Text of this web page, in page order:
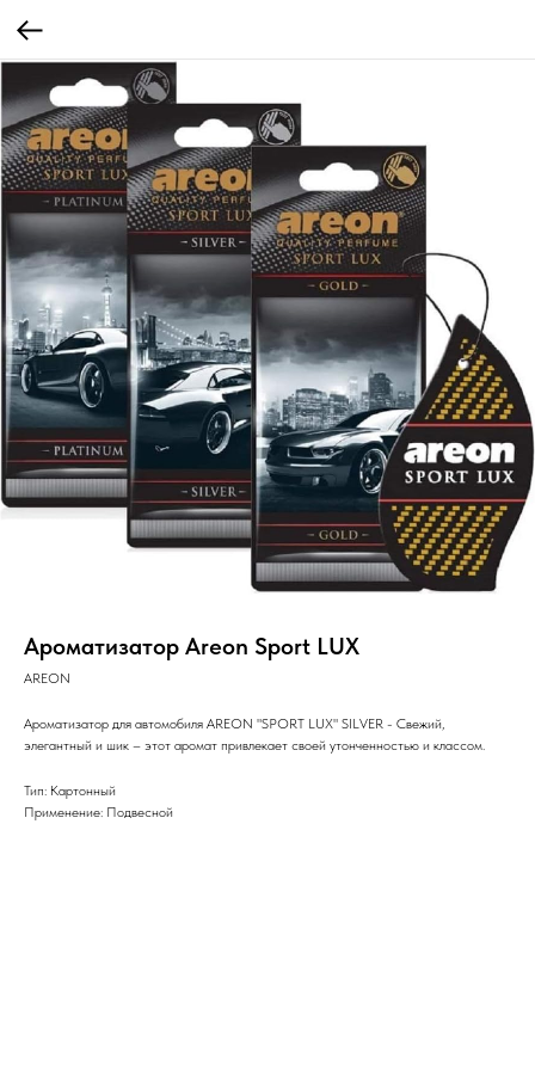
Ароматизатор Areon Sport LUX
AREON
Ароматизатор для автомобиля AREON "SPORT LUX" SILVER - Свежий,
элегантный и шик – этот аромат привлекает своей утонченностью и классом.
Тип: Картонный
Применение: Подвесной